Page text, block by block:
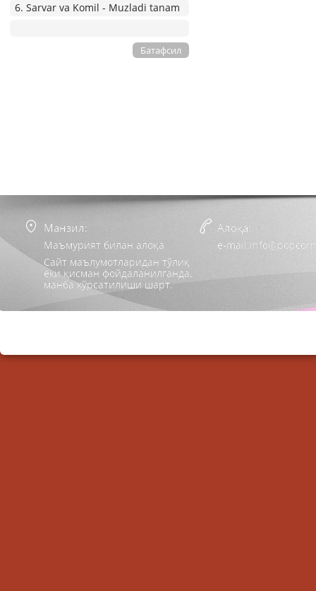
6. Sarvar va Komil - Muzladi tanam
Батафсил
Манзил:
Маъмурият билан алоқа
Сайт маълумотларидан тўлиқ
ёки қисман фойдаланилганда,
манба кўрсатилиши шарт.
Алоқа:
e-